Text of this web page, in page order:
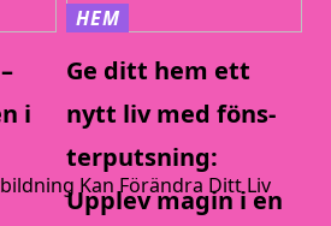
i
HEM
Ge ditt hem ett
nytt liv med föns-
terputsning:
Upplev magin i en
Kan Förändra Ditt Liv